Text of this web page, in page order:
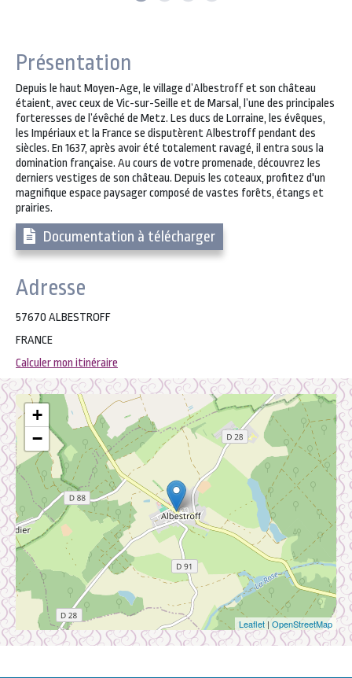
Présentation
Depuis le haut Moyen-Age, le village d’Albestroff et son château
étaient, avec ceux de Vic-sur-Seille et de Marsal, l’une des principales
forteresses de l’évêché de Metz. Les ducs de Lorraine, les évêques,
les Impériaux et la France se disputèrent Albestroff pendant des
siècles. En 1637, après avoir été totalement ravagé, il entra sous la
domination française. Au cours de votre promenade, découvrez les
derniers vestiges de son château. Depuis les coteaux, profitez d'un
magnifique espace paysager composé de vastes forêts, étangs et
prairies.
Documentation à télécharger
Adresse
57670 ALBESTROFF
FRANCE
Calculer mon itinéraire
+
−
Leaflet | OpenStreetMap